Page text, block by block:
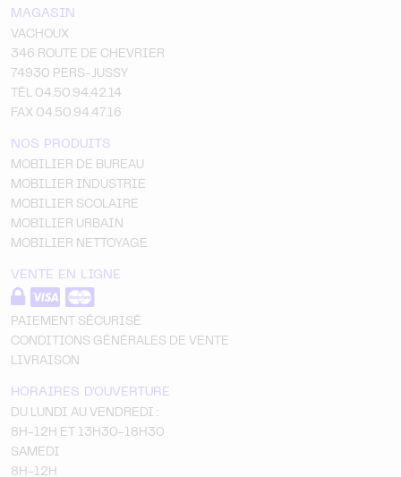
MAGASIN
VACHOUX
346 ROUTE DE CHEVRIER
74930 PERS-JUSSY
TÉL 04.50.94.42.14
FAX 04.50.94.47.16
NOS PRODUITS
MOBILIER DE BUREAU
MOBILIER INDUSTRIE
MOBILIER SCOLAIRE
MOBILIER URBAIN
MOBILIER NETTOYAGE
VENTE EN LIGNE
PAIEMENT SÉCURISÉ
CONDITIONS GÉNÉRALES DE VENTE
LIVRAISON
HORAIRES D'OUVERTURE
DU LUNDI AU VENDREDI :
8H-12H ET 13H30-18H30
SAMEDI
8H-12H